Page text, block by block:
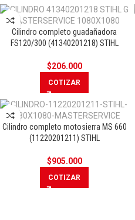
Cilindro completo guadañadora
FS120/300 (41340201218) STIHL
$206.000
COTIZAR
Cilindro completo motosierra MS 660
(11220201211) STIHL
$905.000
COTIZAR